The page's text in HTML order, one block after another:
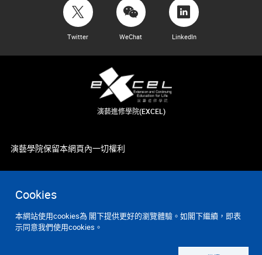
Cookies
本網站使用cookies為 閣下提供更好的瀏覽體驗。如閣下繼續，即表
示同意我們使用cookies。
Twitter WeChat LinkedIn
演藝進修學院(EXCEL)
演藝學院保留本網頁內一切權利